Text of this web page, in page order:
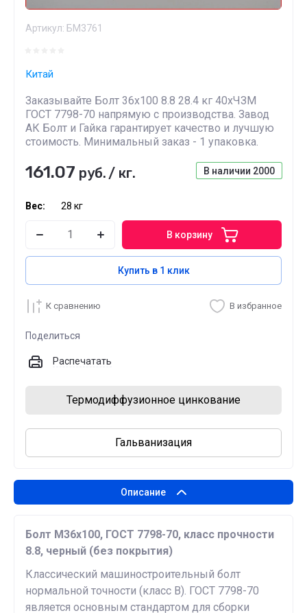
Артикул: БМ3761
Китай
Заказывайте Болт 36х100 8.8 28.4 кг 40хЧЗМ
ГОСТ 7798-70 напрямую с производства. Завод
АК Болт и Гайка гарантирует качество и лучшую
стоимость. Минимальный заказ - 1 упаковка.
В наличии 2000
161.07 руб. / кг.
Вес: 28 кг
В корзину
Купить в 1 клик
К сравнению В избранное
Поделиться
Распечатать
Термодиффузионное цинкование
Гальванизация
Описание
Болт М36х100, ГОСТ 7798-70, класс прочности
8.8, черный (без покрытия)
Классический машиностроительный болт
нормальной точности (класс В). ГОСТ 7798-70
является основным стандартом для сборки